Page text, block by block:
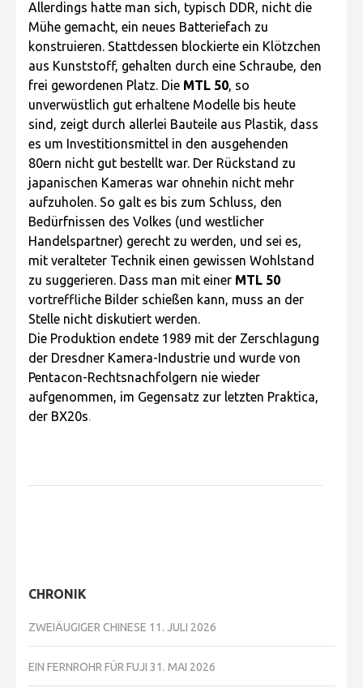
Allerdings hatte man sich, typisch DDR, nicht die
Mühe gemacht, ein neues Batteriefach zu
konstruieren. Stattdessen blockierte ein Klötzchen
aus Kunststoff, gehalten durch eine Schraube, den
frei gewordenen Platz. Die MTL 50, so
unverwüstlich gut erhaltene Modelle bis heute
sind, zeigt durch allerlei Bauteile aus Plastik, dass
es um Investitionsmittel in den ausgehenden
80ern nicht gut bestellt war. Der Rückstand zu
japanischen Kameras war ohnehin nicht mehr
aufzuholen. So galt es bis zum Schluss, den
Bedürfnissen des Volkes (und westlicher
Handelspartner) gerecht zu werden, und sei es,
mit veralteter Technik einen gewissen Wohlstand
zu suggerieren. Dass man mit einer MTL 50
vortreffliche Bilder schießen kann, muss an der
Stelle nicht diskutiert werden.
Die Produktion endete 1989 mit der Zerschlagung
der Dresdner Kamera-Industrie und wurde von
Pentacon-Rechtsnachfolgern nie wieder
aufgenommen, im Gegensatz zur letzten Praktica,
der BX20s.
CHRONIK
ZWEIÄUGIGER CHINESE 11. JULI 2026
EIN FERNROHR FÜR FUJI 31. MAI 2026